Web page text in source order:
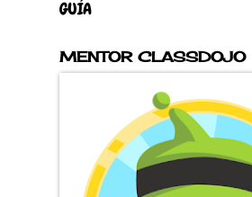
GUÍA
MENTOR CLASSDOJO